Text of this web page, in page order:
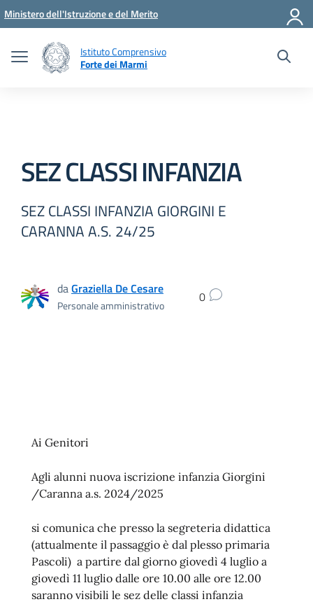
Vai ai contenuti
Vai al menu di navigazione
Vai al footer
Ministero dell'Istruzione e del Merito
Istituto Comprensivo
Forte dei Marmi
SEZ CLASSI INFANZIA
SEZ CLASSI INFANZIA GIORGINI E
CARANNA A.S. 24/25
daGraziella De Cesare
Personale amministrativo 0
Ai Genitori
Agli alunni nuova iscrizione infanzia Giorgini
/Caranna a.s. 2024/2025
si comunica che presso la segreteria didattica
(attualmente il passaggio è dal plesso primaria
Pascoli) a partire dal giorno giovedì 4 luglio a
giovedì 11 luglio dalle ore 10.00 alle ore 12.00
saranno visibili le sez delle classi infanzia